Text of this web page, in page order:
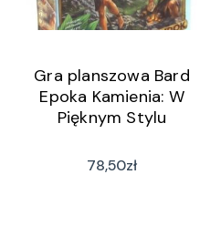
Gra planszowa Bard
Epoka Kamienia: W
Pięknym Stylu
78,50zł